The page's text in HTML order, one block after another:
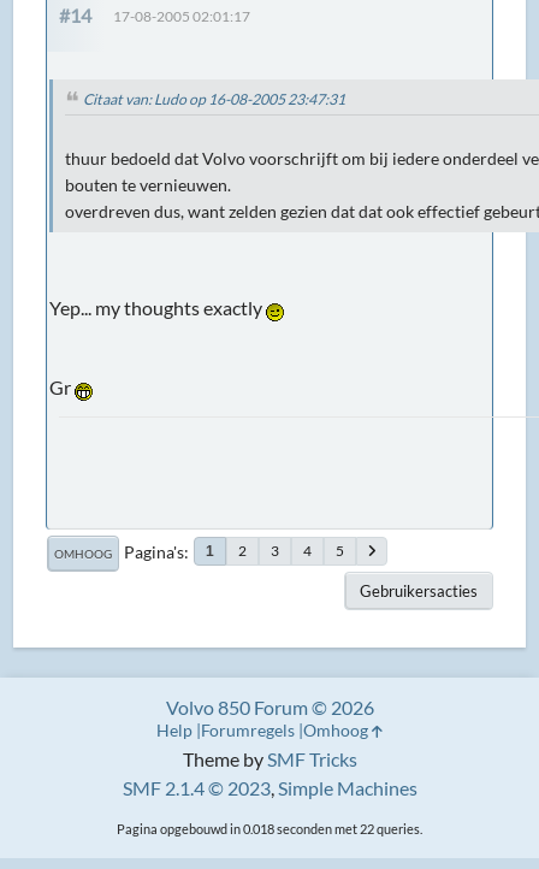
#14 17-08-2005 02:01:17
Citaat van: Ludo op 16-08-2005 23:47:31
thuur bedoeld dat Volvo voorschrijft om bij iedere onderdeel
bouten te vernieuwen.
overdreven dus, want zelden gezien dat dat ook effectief
Yep... my thoughts exactly
Gr
OMHOOG Pagina's 1 2 3 4 5
Gebruikersacties
Theme bySMF Tricks
SMF 2.1.4 © 2023,Simple Machines
Volvo 850 Forum © 2026
Help Forumregels Omhoog
Pagina opgebouwd in 0.018 seconden met 22 queries.